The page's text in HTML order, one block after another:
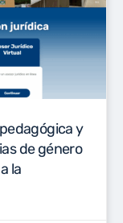
y
de género
la